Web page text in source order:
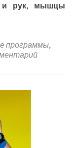
и рук, мышцы
программы,